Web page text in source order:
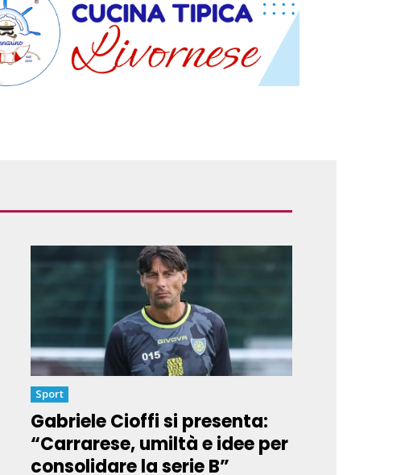
Sport
Gabriele Cioffi si presenta:
“Carrarese, umiltà e idee per
consolidare la serie B”